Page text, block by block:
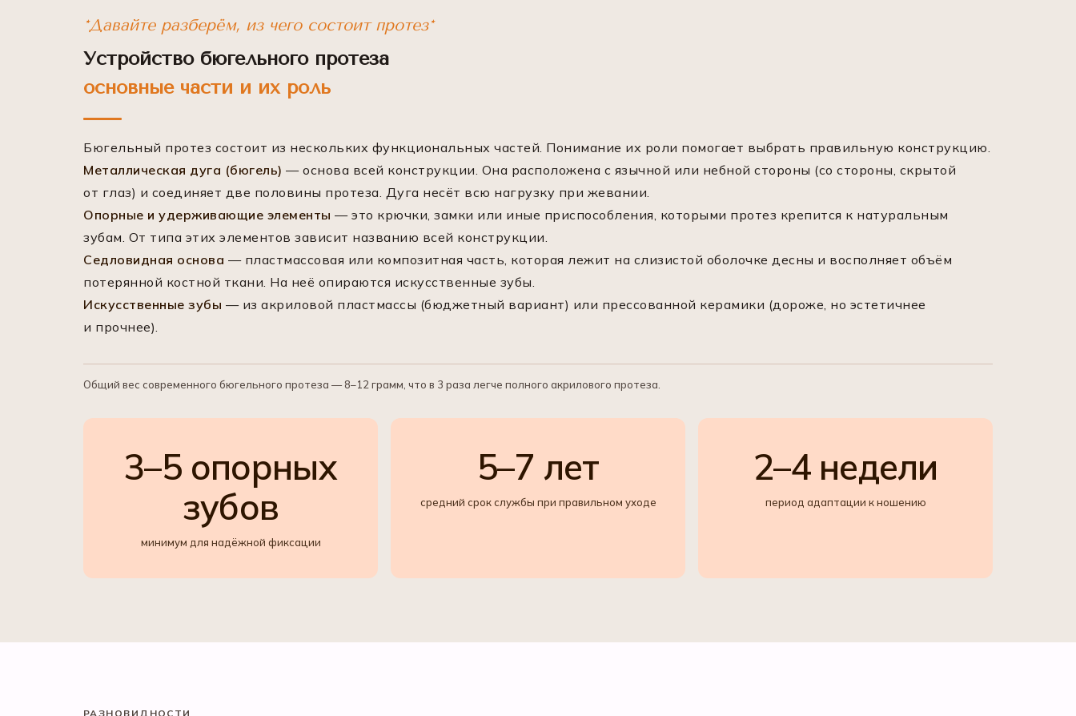
*Давайте разберём, из чего состоит протез*
Устройство бюгельного протеза
основные части и их роль
Бюгельный протез состоит из нескольких функциональных частей. Понимание их роли помогает выбрать правильную конструкцию.
Металлическая дуга (бюгель) — основа всей конструкции. Она расположена с язычной или небной стороны (со стороны, скрытой
от глаз) и соединяет две половины протеза. Дуга несёт всю нагрузку при жевании.
Опорные и удерживающие элементы — это крючки, замки или иные приспособления, которыми протез крепится к натуральным
зубам. От типа этих элементов зависит названию всей конструкции.
Седловидная основа — пластмассовая или композитная часть, которая лежит на слизистой оболочке десны и восполняет объём
потерянной костной ткани. На неё опираются искусственные зубы.
Искусственные зубы — из акриловой пластмассы (бюджетный вариант) или прессованной керамики (дороже, но эстетичнее
и прочнее).
Общий вес современного бюгельного протеза — 8–12 грамм, что в 3 раза легче полного акрилового протеза.
3–5 опорных
зубов
минимум для надёжной фиксации
5–7 лет
средний срок службы при правильном уходе
2–4 недели
период адаптации к ношению
РАЗНОВИДНОСТИ